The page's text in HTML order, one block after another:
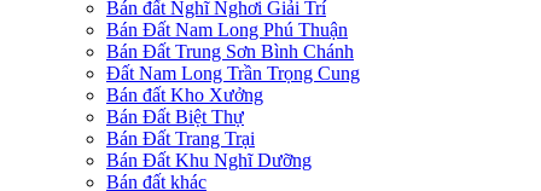
Bán đất Nghĩ Nghơi Giải Trí
Bán Đất Nam Long Phú Thuận
Bán Đất Trung Sơn Bình Chánh
Đất Nam Long Trần Trọng Cung
Bán đất Kho Xưởng
Bán Đất Biệt Thự
Bán Đất Trang Trại
Bán Đất Khu Nghĩ Dưỡng
Bán đất khác